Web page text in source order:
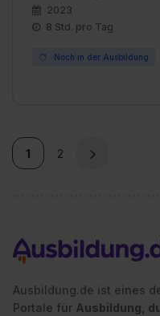
2023
8 Std. pro Tag
Noch in der Ausbildung
1 2
Ausbildung.de ist eines
Portale für Ausbildung,